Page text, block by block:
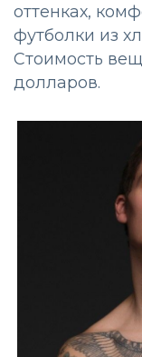
оттенках,
футболки из
Стоимость
долларов.